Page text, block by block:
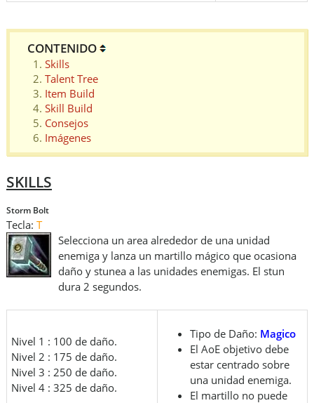
CONTENIDO
Skills
Talent Tree
Item Build
Skill Build
Consejos
Imágenes
SKILLS
Storm Bolt
Tecla: T
Selecciona un area alrededor de una unidad
enemiga y lanza un martillo mágico que ocasiona
daño y stunea a las unidades enemigas. El stun
dura 2 segundos.
Nivel 1 : 100 de daño.
Nivel 2 : 175 de daño.
Nivel 3 : 250 de daño.
Nivel 4 : 325 de daño.
Tipo de Daño: Magico
El AoE objetivo debe
estar centrado sobre
una unidad enemiga.
El martillo no puede